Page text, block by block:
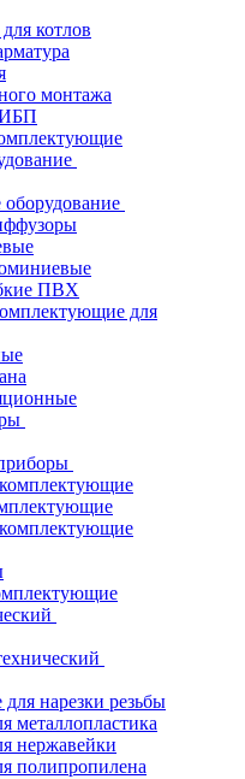
котлов
монтажа
ИБП
ПВХ
для
нарезки резьбы
металлопластика
нержавейки
полипропилена